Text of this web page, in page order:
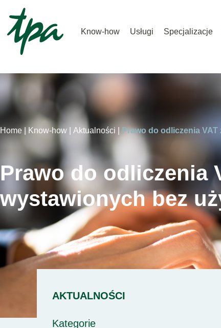
Know-how Usługi Specjalizacje
Home | Know-how | Aktualności | Prawo do odliczenia
Prawo do odliczenia
wystawionych bez
AKTUALNOŚCI
Kategorie